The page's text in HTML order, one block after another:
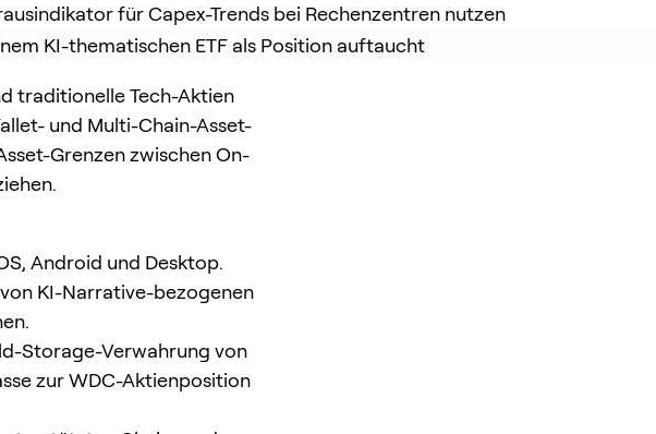
für Capex-Trends bei Rechenzentren nutzen
KI-thematischen ETF als Position auftaucht
traditionelle Tech-Aktien
und Multi-Chain-Asset-
Grenzen zwischen On-
Android und Desktop.
KI-Narrative-bezogenen
Storage-Verwahrung von
zur WDC-Aktienposition